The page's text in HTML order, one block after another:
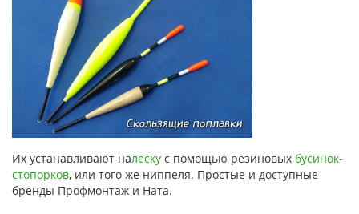
Их устанавливают налеску с помощью резиновых бусинок-
стопорков, или того же ниппеля. Простые и доступные
бренды Профмонтаж и Ната.